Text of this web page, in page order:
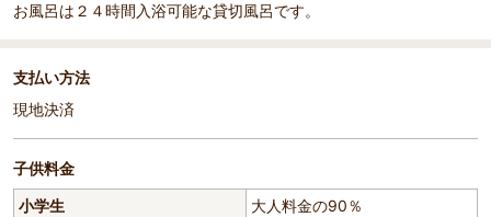
お風呂は２４時間入浴可能な貸切風呂です。
支払い方法
現地決済
子供料金
小学生
大人料金の90％